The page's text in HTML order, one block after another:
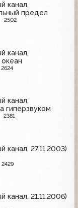
канал,
предел
2502
канал,
2624
канал,
гиперзвуком
2381
канал, 27.11.2003)
2429
канал, 21.11.2006)